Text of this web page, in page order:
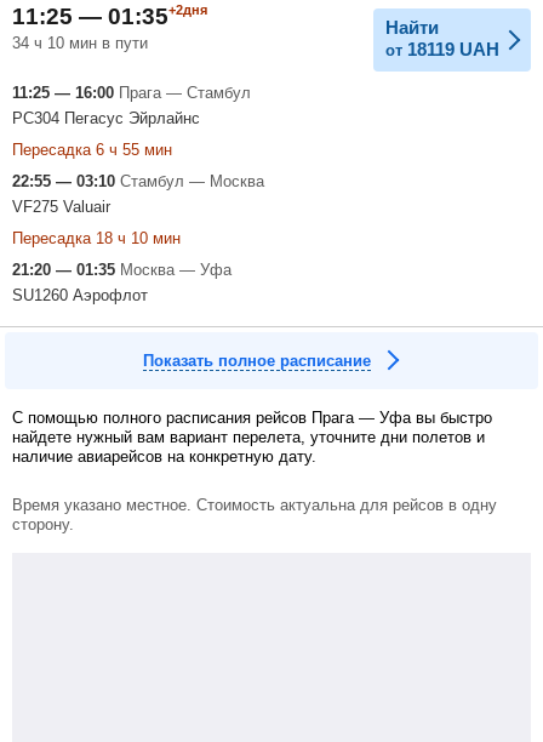
11:25 — 01:35+2дня
34 ч 10 мин в пути
Найти
от 18119 UAH
11:25 — 16:00 Прага — Стамбул
PC304 Пегасус Эйрлайнс
Пересадка 6 ч 55 мин
22:55 — 03:10 Стамбул — Москва
VF275 Valuair
Пересадка 18 ч 10 мин
21:20 — 01:35 Москва — Уфа
SU1260 Аэрофлот
Показать полное расписание
С помощью полного расписания рейсов Прага — Уфа вы быстро
найдете нужный вам вариант перелета, уточните дни полетов и
наличие авиарейсов на конкретную дату.
Время указано местное. Стоимость актуальна для рейсов в одну
сторону.